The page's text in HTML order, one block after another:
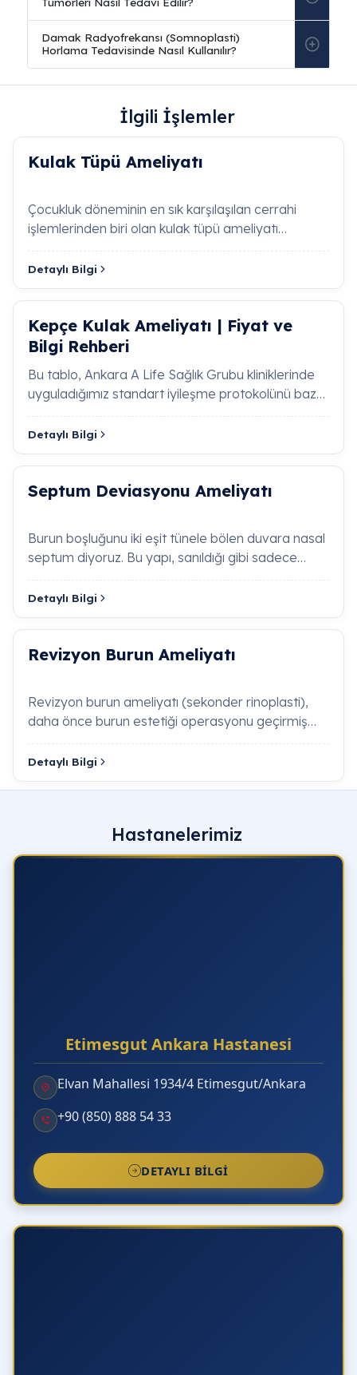
Sıkça Sorulan Sorular
Presbiakuzi (Yaşa Bağlı İşitme Kaybı) Nedir
Presbiakuzi, yaşlanma sürecinde iç kulaktaki
tüy hücrelerinin ve işitme sinirinin yıpranmasıyla
oluşan iki taraflı, ilerleyici bir sensorinöral işitme
kaybı tablosudur. Özellikle yüksek frekanslı seslerin
dekompresyonu önlemek ve bilişsel fonksiyonları
korumak adına dijital işitme cihazları veya ileri
başarıyla planlanır.
Akut Orta Kulak İltihabı (Akut Otitis Media)
Neden Olur?
Kulak Kiri (Buşon) Nedir, Kulak Temizleme
Labirentit (İç Kulak İltihabı) Belirtileri Nelerdir?
Burun Valfi Yetmezliği (Nazal Valf Kollapsı)
Nedir?
Bademcik Apsesi (Peritonziller Apse) Neden
Olur ve Nasıl Müdahale Edilir?
Barotravma Nedir, Uçuş veya Dalış Sonrası
Kulak Hasarı Nasıl Önlenir?
Nazofarenks Kanseri (Geniz Kanseri) Belirtileri
Nelerdir?
İlgili İşlemler
Kulak Tüpü Ameliyatı
Çocukluk döneminin en sık karşılaşılan cerrahi
işlemlerinden biri olan kulak tüpü ameliyatı
(ventilasyon tüpü…
Detaylı Bilgi
Kepçe Kulak Ameliyatı | Fiyat ve
Bilgi Rehberi
Bu tablo, Ankara A Life Sağlık Grubu kliniklerinde
uyguladığımız standart iyileşme protokolünü baz
almaktadır. Her hastanın iyileş…
Detaylı Bilgi
Septum Deviasyonu Ameliyatı
Burun boşluğunu iki eşit tünele bölen duvara nasal
septum diyoruz. Bu yapı, sanıldığı gibi sadece
kıkırdaktan oluşmaz; ü&cced…
Detaylı Bilgi
Revizyon Burun Ameliyatı
Revizyon burun ameliyatı (sekonder rinoplasti),
daha önce burun estetiği operasyonu geçirmiş
ancak sonuçtan estetik veya …
Detaylı Bilgi
Hastanelerimiz
Etimesgut Ankara Hastanesi
Elvan Mahallesi 1934/4 Etimesgut/Ankara
+90 (850) 888 54 33
DETAYLI BILGI